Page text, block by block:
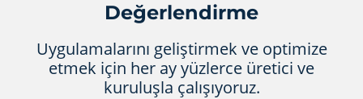
Değerlendirme
Uygulamalarını geliştirmek ve optimize
etmek için her ay yüzlerce üretici ve
kuruluşla çalışıyoruz.